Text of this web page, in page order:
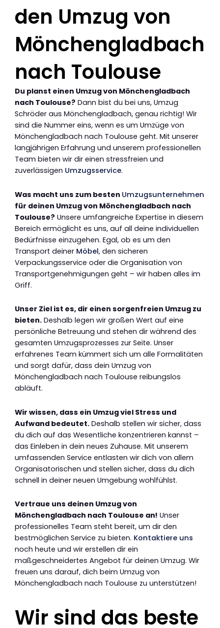
den Umzug von
Mönchengladbach
nach Toulouse
Du planst einen Umzug von Mönchengladbach
nach Toulouse? Dann bist du bei uns, Umzug
Schröder aus Mönchengladbach, genau richtig! Wir
sind die Nummer eins, wenn es um Umzüge von
Mönchengladbach nach Toulouse geht. Mit unserer
langjährigen Erfahrung und unserem professionellen
Team bieten wir dir einen stressfreien und
zuverlässigen Umzugsservice.
Was macht uns zum besten Umzugsunternehmen
für deinen Umzug von Mönchengladbach nach
Toulouse? Unsere umfangreiche Expertise in diesem
Bereich ermöglicht es uns, auf all deine individuellen
Bedürfnisse einzugehen. Egal, ob es um den
Transport deiner Möbel, den sicheren
Verpackungsservice oder die Organisation von
Transportgenehmigungen geht – wir haben alles im
Griff.
Unser Ziel ist es, dir einen sorgenfreien Umzug zu
bieten. Deshalb legen wir großen Wert auf eine
persönliche Betreuung und stehen dir während des
gesamten Umzugsprozesses zur Seite. Unser
erfahrenes Team kümmert sich um alle Formalitäten
und sorgt dafür, dass dein Umzug von
Mönchengladbach nach Toulouse reibungslos
abläuft.
Wir wissen, dass ein Umzug viel Stress und
Aufwand bedeutet. Deshalb stellen wir sicher, dass
du dich auf das Wesentliche konzentrieren kannst –
das Einleben in dein neues Zuhause. Mit unserem
umfassenden Service entlasten wir dich von allem
Organisatorischen und stellen sicher, dass du dich
schnell in deiner neuen Umgebung wohlfühlst.
Vertraue uns deinen Umzug von
Mönchengladbach nach Toulouse an! Unser
professionelles Team steht bereit, um dir den
bestmöglichen Service zu bieten. Kontaktiere uns
noch heute und wir erstellen dir ein
maßgeschneidertes Angebot für deinen Umzug. Wir
freuen uns darauf, dich beim Umzug von
Mönchengladbach nach Toulouse zu unterstützen!
Wir sind das beste